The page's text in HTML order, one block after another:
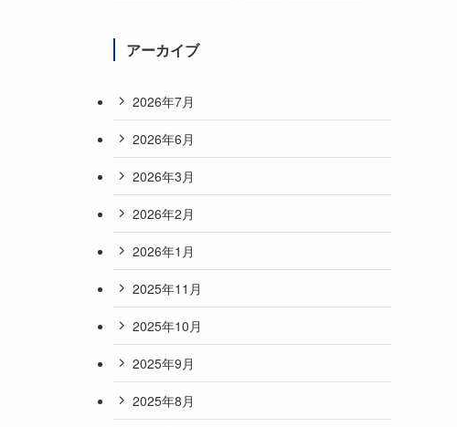
アーカイブ
2026年7月
2026年6月
2026年3月
2026年2月
2026年1月
2025年11月
2025年10月
2025年9月
2025年8月